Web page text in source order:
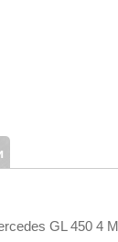
GL 450 4